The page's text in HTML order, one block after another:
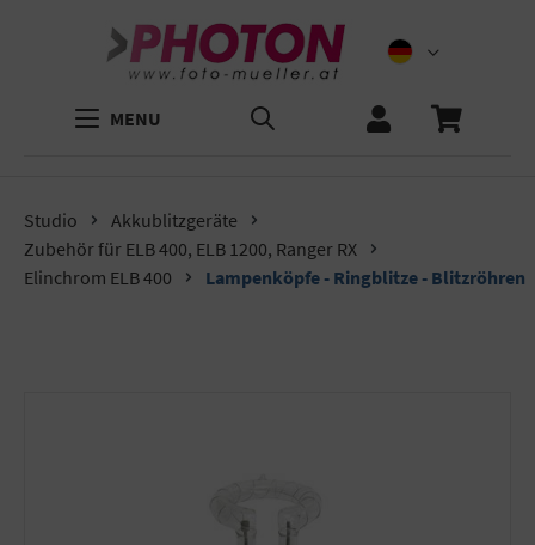
MENU
Studio
Akkublitzgeräte
Zubehör für ELB 400, ELB 1200, Ranger RX
Elinchrom ELB 400
Lampenköpfe - Ringblitze - Blitzröhren